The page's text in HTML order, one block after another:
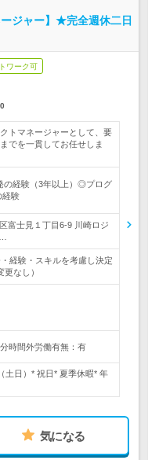
ジャー】★完全週休二日
ワーク可
トマネージャーとして、要
でを一貫してお任せしま
の経験（3年以上）◎プログ
経験
富士見１丁目6-9 川崎ロジ
経験・スキルを考慮し決定
なし）
時間外労働有無：有
土日）* 祝日* 夏季休暇* 年
気になる